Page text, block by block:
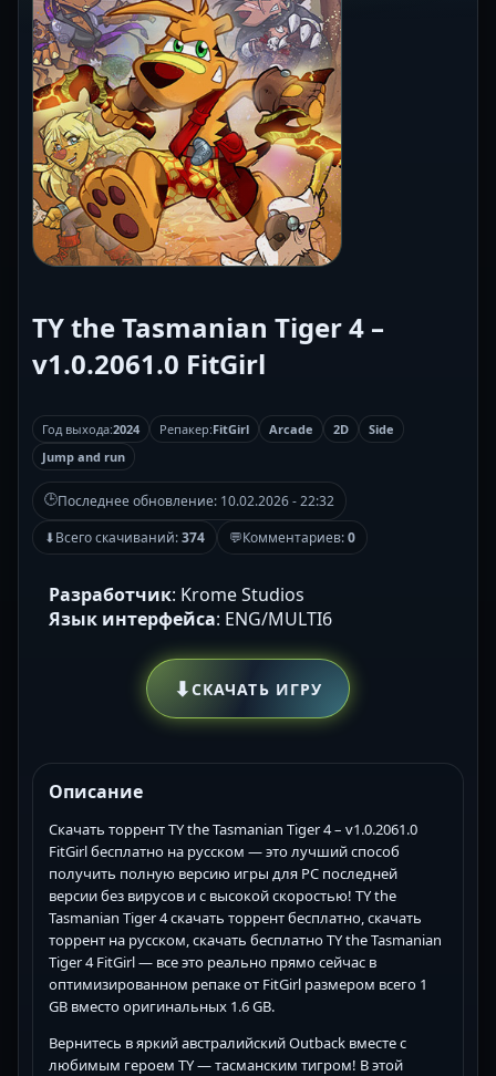
TY the Tasmanian Tiger 4 –
v1.0.2061.0 FitGirl
Год выхода:2024 Репакер:FitGirl Arcade 2D
Side
Jump and run
🕒Последнее обновление: 10.02.2026 - 22:32
⬇Всего скачиваний:374 💬Комментариев:0
Разработчик: Krome Studios
Язык интерфейса: ENG/MULTI6
⬇СКАЧАТЬ ИГРУ
Описание
Скачать торрент TY the Tasmanian Tiger 4 – v1.0.2061.0
FitGirl бесплатно на русском — это лучший способ
получить полную версию игры для PC последней
версии без вирусов и с высокой скоростью! TY the
Tasmanian Tiger 4 скачать торрент бесплатно, скачать
торрент на русском, скачать бесплатно TY the Tasmanian
Tiger 4 FitGirl — все это реально прямо сейчас в
оптимизированном репаке от FitGirl размером всего 1
GB вместо оригинальных 1.6 GB.
Вернитесь в яркий австралийский Outback вместе с
любимым героем TY — тасманским тигром! В этой